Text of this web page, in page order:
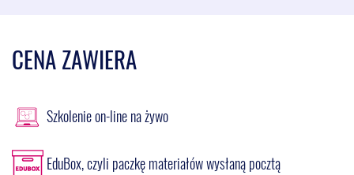
CENA ZAWIERA
Szkolenie on-line na żywo
EduBox, czyli paczkę materiałów wysłaną pocztą